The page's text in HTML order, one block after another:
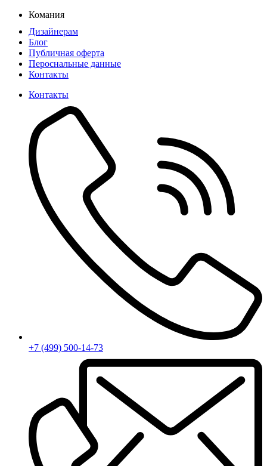
Комания
Дизайнерам
Блог
Публичная оферта
Пероснальные данные
Контакты
Контакты
+7 (499) 500-14-73